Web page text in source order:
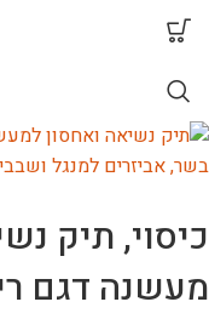
כיסוי, תיק
מעשנה דגם